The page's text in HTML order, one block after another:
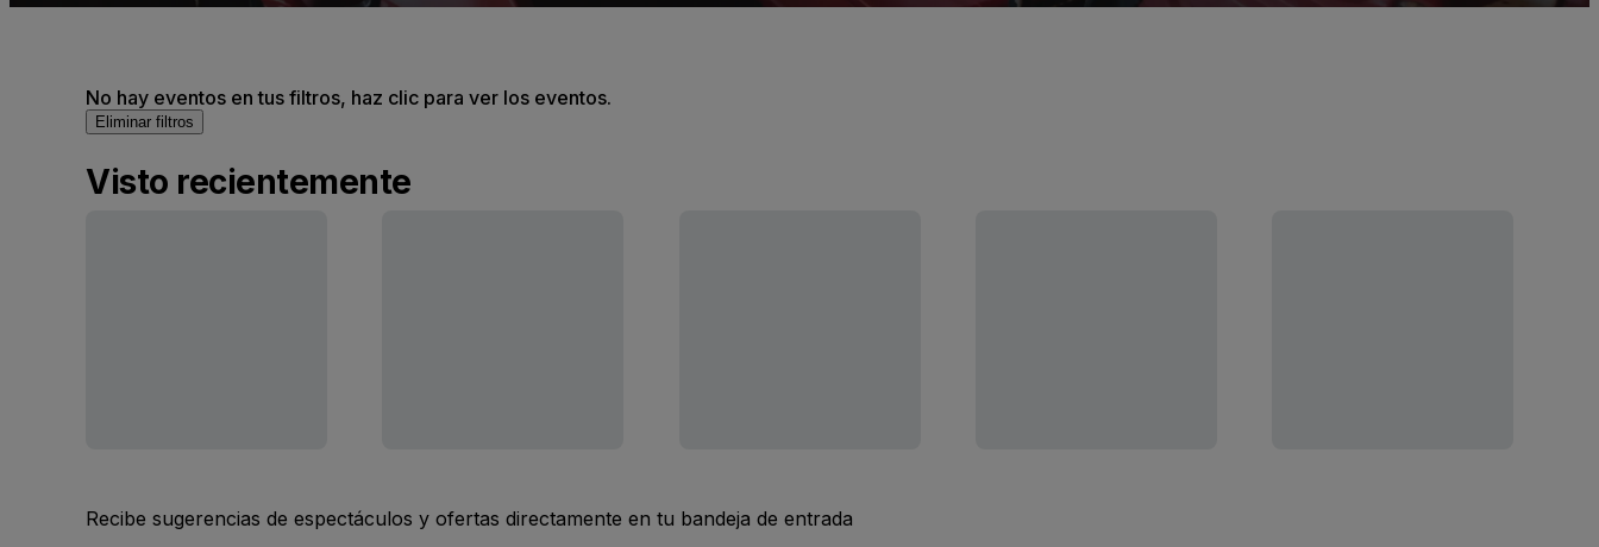
No hay eventos en tus filtros, haz clic para ver los eventos.
Eliminar filtros
Visto recientemente
Recibe sugerencias de espectáculos y ofertas directamente en tu bandeja de entrada